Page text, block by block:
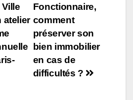
Fonctionnaire,
comment
préserver son
bien immobilier
en cas de
difficultés ?
atelier